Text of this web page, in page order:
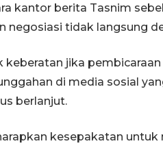
kantor berita Tasnim
negosiasi tidak langsung
jika
di media sosial
berlanjut.
kesepakatan